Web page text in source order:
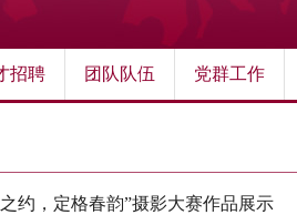
招聘 团队队伍 党群工作
约，定格春韵”摄影大赛作品展示